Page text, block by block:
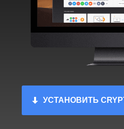
УСТАНОВИТЬ